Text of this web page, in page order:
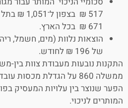
517 ₪
671 ₪ בכל הארץ.
הוצאות נלוות (מים, חשמל,
של 196 ₪ לחודש.
התקנות נובעות מעבודת צוות בין-
ממשלה 860 על הגדלת
הפער שנוצר בין עלויות המעסיק
המותרים לניכוי.